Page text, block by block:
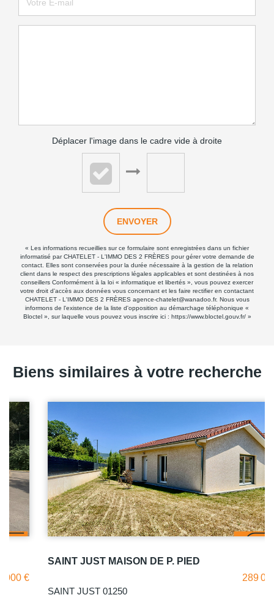
Déplacer l'image dans le cadre vide à droite
ENVOYER
« Les informations recueillies sur ce formulaire sont enregistrées dans un fichier
informatisé par CHATELET - L'IMMO DES 2 FRÈRES pour gérer votre demande de
contact. Elles sont conservées pour la durée nécessaire à la gestion de la relation
client dans le respect des prescriptions légales applicables et sont destinées à nos
conseillers Conformément à la loi « informatique et libertés », vous pouvez exercer
votre droit d'accès aux données vous concernant et les faire rectifier en contactant
CHATELET - L'IMMO DES 2 FRÈRES agence-chatelet@wanadoo.fr. Nous vous
informons de l'existence de la liste d'opposition au démarchage téléphonique «
Bloctel », sur laquelle vous pouvez vous inscrire ici : https://www.bloctel.gouv.fr/»
Biens similaires à votre recherche
SAINT JUST MAISON DE P. PIED
289 000 €
SAINT JUST 01250